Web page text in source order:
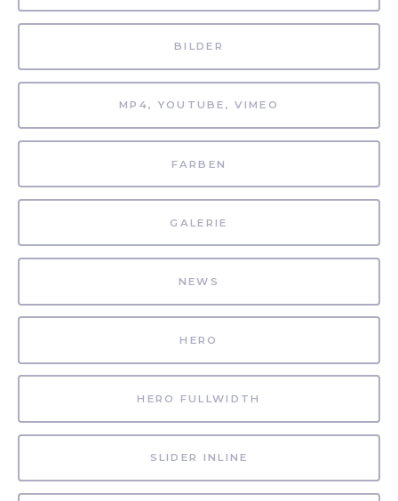
BILDER
MP4, YOUTUBE, VIMEO
FARBEN
GALERIE
NEWS
HERO
HERO FULLWIDTH
SLIDER INLINE